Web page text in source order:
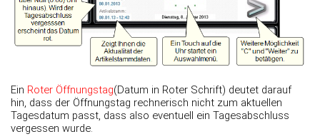
Ein Roter Öffnungstag(Datum in Roter Schrift) deutet darauf
hin, dass der Öffnungstag rechnerisch nicht zum aktuellen
Tagesdatum passt, dass also eventuell ein Tagesabschluss
vergessen wurde.